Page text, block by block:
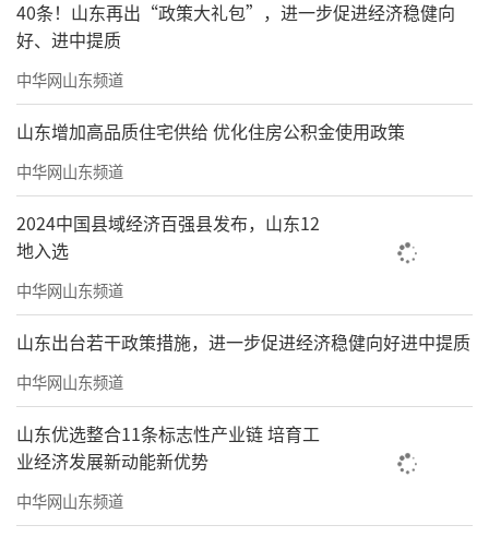
40条！山东再出“政策大礼包”，进一步促进经济稳健向
好、进中提质
中华网山东频道
山东增加高品质住宅供给 优化住房公积金使用政策
中华网山东频道
2024中国县域经济百强县发布，山东12
地入选
中华网山东频道
山东出台若干政策措施，进一步促进经济稳健向好进中提质
中华网山东频道
山东优选整合11条标志性产业链 培育工
业经济发展新动能新优势
中华网山东频道